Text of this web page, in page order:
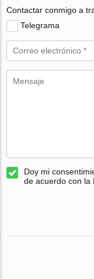
Contactar conmigo a
Telegrama
Doy mi
de acuerdo con la